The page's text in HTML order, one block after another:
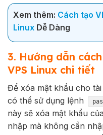
Xem thêm: Cách tạo
Linux Dễ Dàng
3. Hướng dẫn
VPS Linux chi tiết
Để xóa mật khẩu cho
có thể sử dụng lệnh
này sẽ xóa mật khẩu
nhập mà không cần